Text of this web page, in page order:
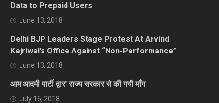
Data to Prepaid Users
June 13, 2018
Delhi BJP Leaders Stage Protest At Arvind
Kejriwal’s Office Against “Non-Performance”
June 13, 2018
आम आदमी पार्टी द्वारा राज्य सरकार से की गयी माँग
July 16, 2018